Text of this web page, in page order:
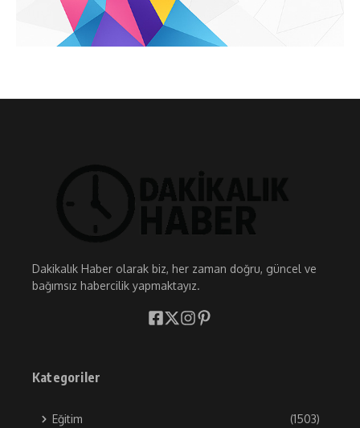
Dakikalık Haber olarak biz, her zaman doğru, güncel ve
bağımsız habercilik yapmaktayız.
Kategoriler
Eğitim (1503)